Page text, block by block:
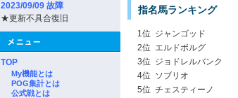
2023/09/09 故障
★更新不具合復旧
TOP
My機能とは
POG集計とは
公式戦とは
指名馬ランキング
1位 ジャンゴッド
2位 エルドボルグ
3位 ジョドレルバンク
4位 ソブリオ
5位 チェスティーノ